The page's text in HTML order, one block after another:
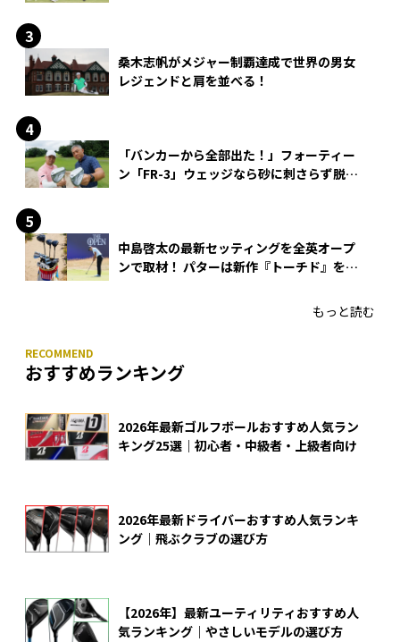
桑木志帆がメジャー制覇達成で世界の男女
レジェンドと肩を並べる！
「バンカーから全部出た！」フォーティー
ン「FR-3」ウェッジなら砂に刺さらず脱出
中島啓太の最新セッティングを全英オープ
ンで取材！ パターは新作『トーチド』を投
もっと読む
おすすめランキング
2026年最新ゴルフボールおすすめ人気ラン
キング25選｜初心者・中級者・上級者向け
2026年最新ドライバーおすすめ人気ランキ
ング｜飛ぶクラブの選び方
【2026年】最新ユーティリティおすすめ人
気ランキング｜やさしいモデルの選び方